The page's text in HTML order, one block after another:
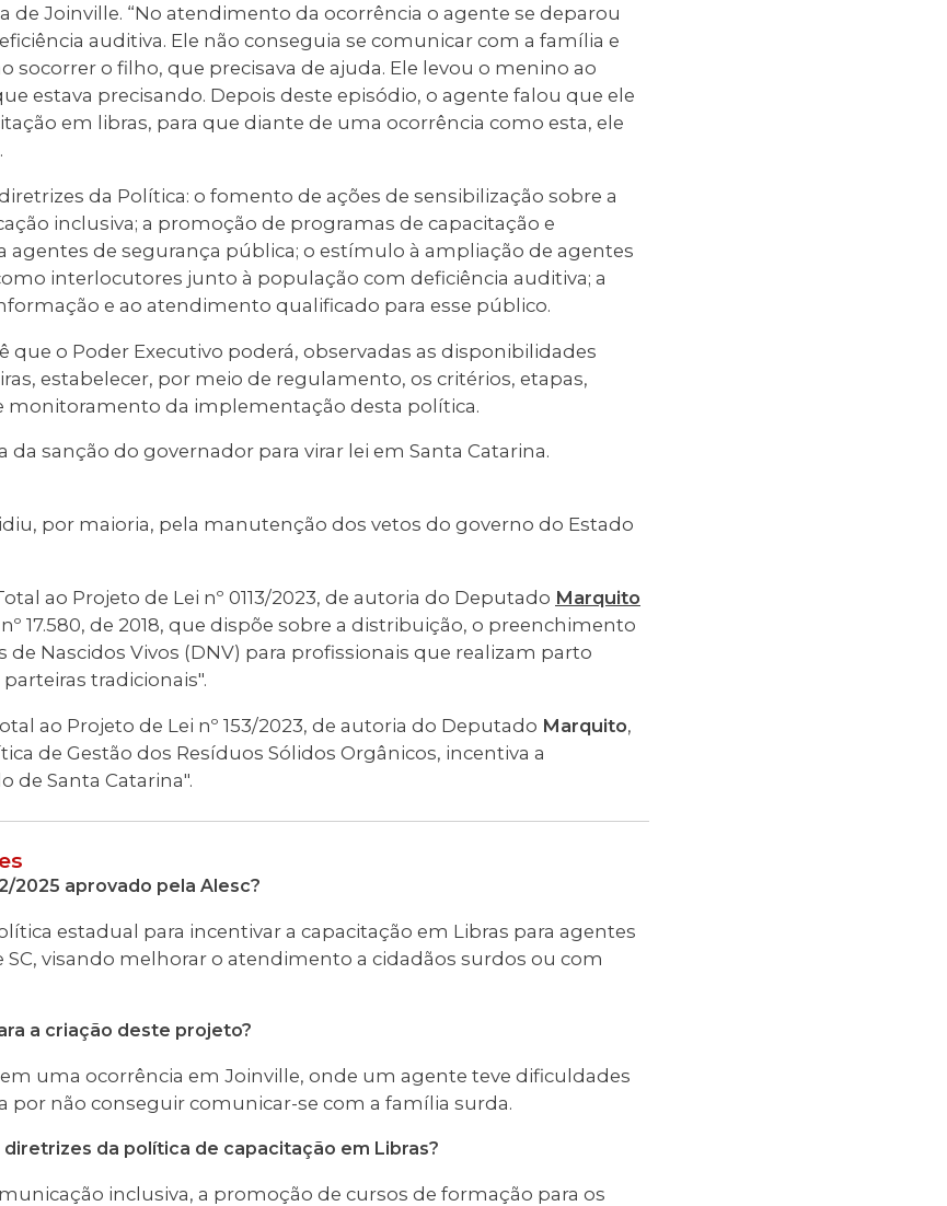
de Joinville. “No atendimento da ocorrência o agente se deparou
auditiva. Ele não conseguia se comunicar com a família e
socorrer o filho, que precisava de ajuda. Ele levou o menino ao
estava precisando. Depois deste episódio, o agente falou que ele
em libras, para que diante de uma ocorrência como esta, ele
da Política: o fomento de ações de sensibilização sobre a
inclusiva; a promoção de programas de capacitação e
agentes de segurança pública; o estímulo à ampliação de agentes
interlocutores junto à população com deficiência auditiva; a
e ao atendimento qualificado para esse público.
que o Poder Executivo poderá, observadas as disponibilidades
estabelecer, por meio de regulamento, os critérios, etapas,
monitoramento da implementação desta política.
da sanção do governador para virar lei em Santa Catarina.
por maioria, pela manutenção dos vetos do governo do Estado
ao Projeto de Lei nº 0113/2023, de autoria do Deputado Marquito
17.580, de 2018, que dispõe sobre a distribuição, o preenchimento
de Nascidos Vivos (DNV) para profissionais que realizam parto
tradicionais".
ao Projeto de Lei nº 153/2023, de autoria do Deputado Marquito,
de Gestão dos Resíduos Sólidos Orgânicos, incentiva a
de Santa Catarina".
2025 aprovado pela Alesc?
estadual para incentivar a capacitação em Libras para agentes
visando melhorar o atendimento a cidadãos surdos ou com
a criação deste projeto?
uma ocorrência em Joinville, onde um agente teve dificuldades
por não conseguir comunicar-se com a família surda.
diretrizes da política de capacitação em Libras?
inclusiva, a promoção de cursos de formação para os